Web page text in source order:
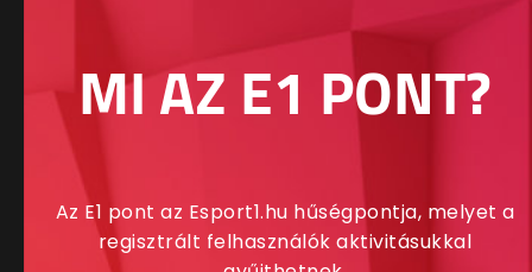
MI AZ E1 PONT?
Az E1 pont az Esport1.hu hűségpontja, melyet a
regisztrált felhasználók aktivitásukkal